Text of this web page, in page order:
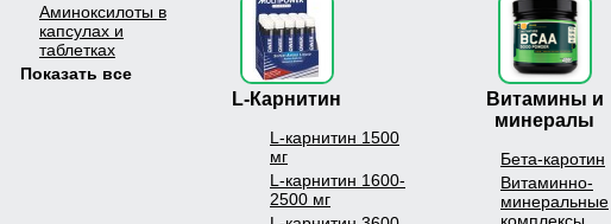
Аминоксилоты в
капсулах и
таблетках
Показать все
L-Карнитин
L-карнитин 1500
мг
L-карнитин 1600-
2500 мг
Витамины и
минералы
Бета-каротин
Витаминно-
минеральные